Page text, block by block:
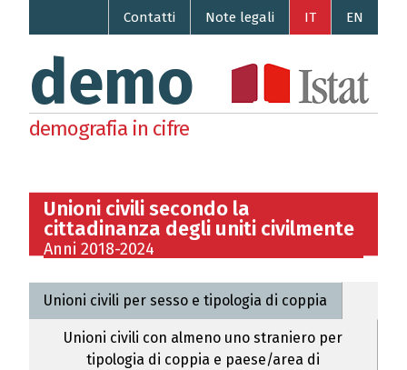
EN
IT
Note legali
Contatti
demo
demografia in cifre
Unioni civili secondo la
cittadinanza degli uniti civilmente
Anni 2018-2024
Unioni civili per sesso e tipologia di coppia
Unioni civili con almeno uno straniero per
tipologia di coppia e paese/area di